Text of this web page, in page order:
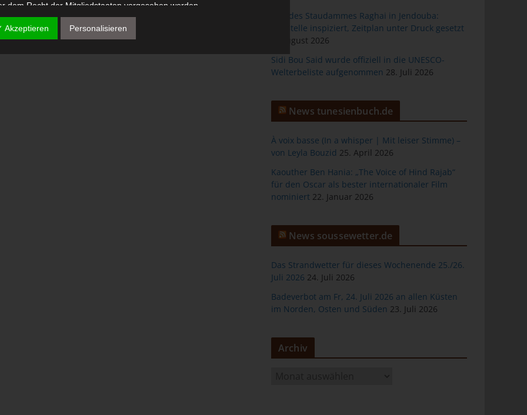
Bau des Staudammes Raghai in Jendouba:
Baustelle inspiziert, Zeitplan unter Druck gesetzt
2. August 2026
Sidi Bou Said wurde offiziell in die UNESCO-
Welterbeliste aufgenommen 28. Juli 2026
News tunesienbuch.de
À voix basse (In a whisper | Mit leiser Stimme) –
von Leyla Bouzid 25. April 2026
Kaouther Ben Hania: „The Voice of Hind Rajab“
für den Oscar als bester internationaler Film
nominiert 22. Januar 2026
News soussewetter.de
Das Strandwetter für dieses Wochenende 25./26.
Juli 2026 24. Juli 2026
Badeverbot am Fr, 24. Juli 2026 an allen Küsten
im Norden, Osten und Süden 23. Juli 2026
Archiv
dem Recht der Mitgliedstaaten vorgesehen werden.
Auftragsverarbeiter
oder andere Stelle, die personenbezogene Daten im Auftrag des
ist jede von der betroffenen Person freiwillig für den bestimmten
Akzeptieren Personalisieren